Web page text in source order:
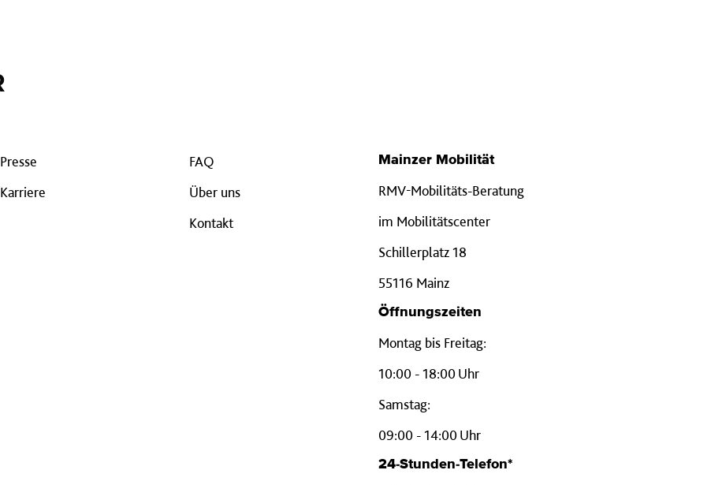
Presse
Karriere
FAQ
Über uns
Kontakt
Mainzer Mobilität
RMV-Mobilitäts-Beratung
im Mobilitätscenter
Schillerplatz 18
55116 Mainz
Öffnungszeiten
Montag bis Freitag:
10:00 - 18:00 Uhr
Samstag:
09:00 - 14:00 Uhr
24-Stunden-Telefon*